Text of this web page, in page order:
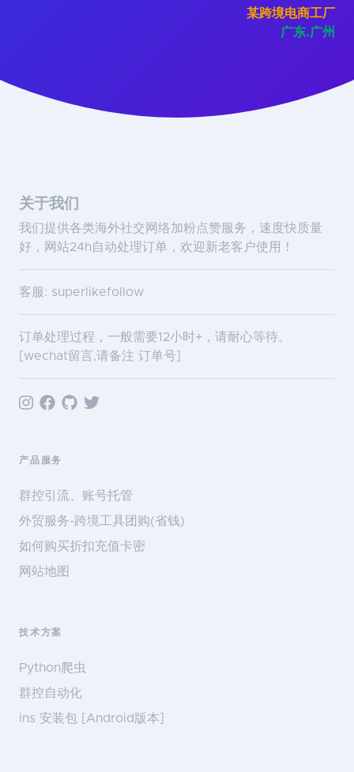
某跨境电商工厂
广东.广州
关于我们
我们提供各类海外社交网络加粉点赞服务，速度快质量
好，网站24h自动处理订单，欢迎新老客户使用！
客服: superlikefollow
订单处理过程，一般需要12小时+，请耐心等待。
[wechat留言,请备注 订单号]
产品服务
群控引流、账号托管
外贸服务-跨境工具团购(省钱)
如何购买折扣充值卡密
网站地图
技术方案
Python爬虫
群控自动化
ins 安装包 [Android版本]